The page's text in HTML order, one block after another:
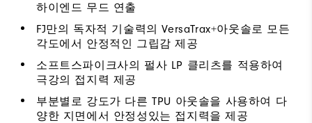
하이엔드 무드 연출
FJ만의 독자적 기술력의 VersaTrax+아웃솔로 모든
각도에서 안정적인 그립감 제공
소프트스파이크사의 펄사 LP 클리츠를 적용하여
극강의 접지력 제공
부분별로 강도가 다른 TPU 아웃솔을 사용하여 다
양한 지면에서 안정성있는 접지력을 제공